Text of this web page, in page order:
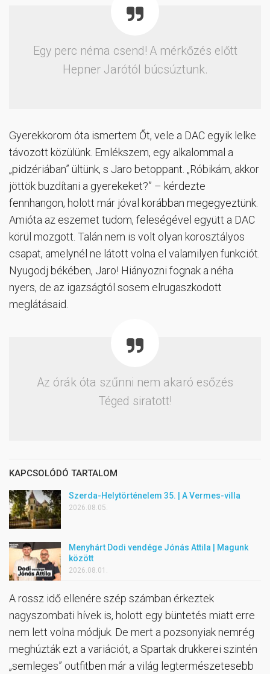
Egy perc néma csend! A mérkőzés előtt
Hepner Jarótól búcsúztunk.
Gyerekkorom óta ismertem Őt, vele a DAC egyik lelke
távozott közülünk. Emlékszem, egy alkalommal a
„pidzériában” ültünk, s Jaro betoppant. „Róbikám, akkor
jöttök buzdítani a gyerekeket?” – kérdezte
fennhangon, holott már jóval korábban megegyeztünk.
Amióta az eszemet tudom, feleségével együtt a DAC
körül mozgott. Talán nem is volt olyan korosztályos
csapat, amelynél ne látott volna el valamilyen funkciót.
Nyugodj békében, Jaro! Hiányozni fognak a néha
nyers, de az igazságtól sosem elrugaszkodott
meglátásaid.
Az órák óta szűnni nem akaró esőzés
Téged siratott!
KAPCSOLÓDÓ TARTALOM
Szerda-Helytörténelem 35. | A Vermes-villa
2026.08.05.
Menyhárt Dodi vendége Jónás Attila | Magunk
között
2026.08.01.
A rossz idő ellenére szép számban érkeztek
nagyszombati hívek is, holott egy büntetés miatt erre
nem lett volna módjuk. De mert a pozsonyiak nemrég
meghúzták ezt a variációt, a Spartak drukkerei szintén
„semleges” outfitben már a világ legtermészetesebb